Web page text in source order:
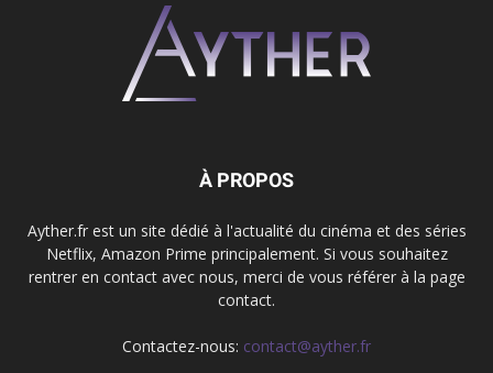
À PROPOS
Ayther.fr est un site dédié à l'actualité du cinéma et des séries
Netflix, Amazon Prime principalement. Si vous souhaitez
rentrer en contact avec nous, merci de vous référer à la page
contact.
Contactez-nous: contact@ayther.fr